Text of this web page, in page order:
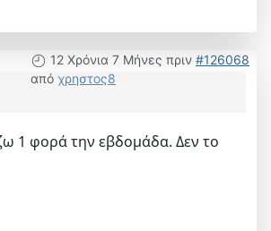
12 Χρόνια 7 Μήνες πριν #126068
από χρηστος8
1 φορά την εβδομάδα. Δεν το